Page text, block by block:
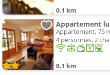
0.1 km
Appartement, 75
4 personnes, 2
0.1 km